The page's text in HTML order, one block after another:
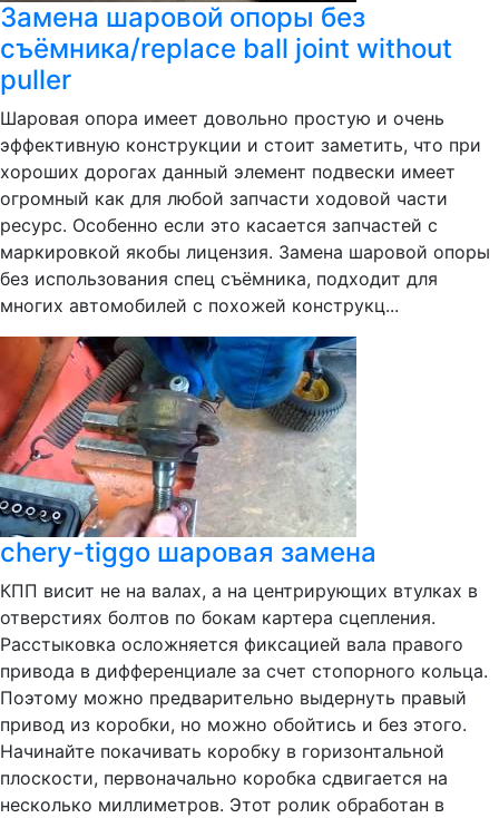
Замена шаровой опоры без
съёмника/replace ball joint without
puller
Шаровая опора имеет довольно простую и очень
эффективную конструкции и стоит заметить, что при
хороших дорогах данный элемент подвески имеет
огромный как для любой запчасти ходовой части
ресурс. Особенно если это касается запчастей с
маркировкой якобы лицензия. Замена шаровой опоры
без использования спец съёмника, подходит для
многих автомобилей с похожей конструкц...
chery-tiggo шаровая замена
КПП висит не на валах, а на центрирующих втулках в
отверстиях болтов по бокам картера сцепления.
Расстыковка осложняется фиксацией вала правого
привода в дифференциале за счет стопорного кольца.
Поэтому можно предварительно выдернуть правый
привод из коробки, но можно обойтись и без этого.
Начинайте покачивать коробку в горизонтальной
плоскости, первоначально коробка сдвигается на
несколько миллиметров. Этот ролик обработан в